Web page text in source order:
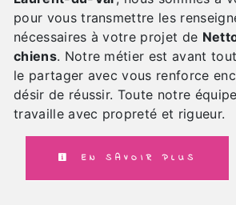
pour vous transmettre les
nécessaires à votre projet de
chiens. Notre métier est avant
le partager avec vous renforce
désir de réussir. Toute notre
travaille avec propreté et rigueur.
EN SAVOIR PLUS